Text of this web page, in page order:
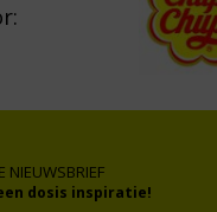
NIEUWSBRIEF
dosis inspiratie!